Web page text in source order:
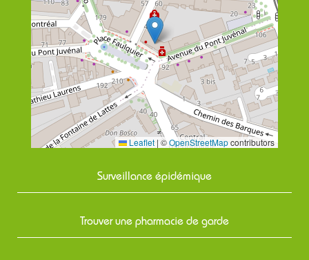
Leaflet | ©OpenStreetMapcontributors
Surveillance épidémique
Trouver une pharmacie de garde